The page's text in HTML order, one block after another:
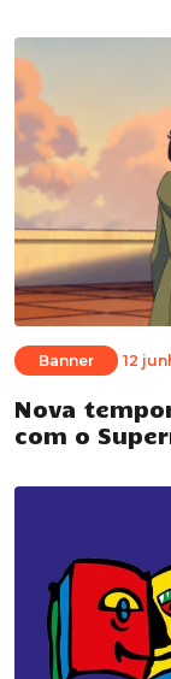
Banner 12
Nova
com o